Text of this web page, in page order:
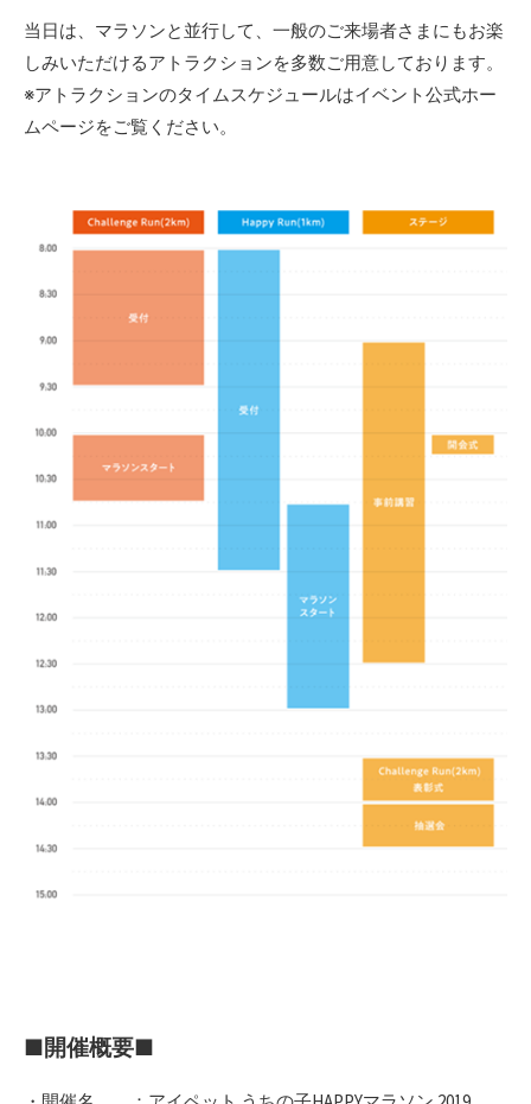
当日は、マラソンと並行して、一般のご来場者さまにもお楽
しみいただけるアトラクションを多数ご用意しております。
※アトラクションのタイムスケジュールはイベント公式ホー
ムページをご覧ください。
■開催概要■